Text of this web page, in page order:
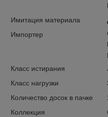
Имитация материала
Импортер
Класс истирания
Класс нагрузки
Количество досок в пачке
Коллекция